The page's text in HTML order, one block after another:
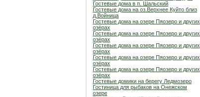
Гостевые дома в п. Шальский
Гостевые дома на оз.Верхнее Куйто близ
д.Войница
Гостевые дома на озере Пяозеро и других
озёрах
Гостевые дома на озере Пяозеро и других
озёрах
Гостевые дома на озере Пяозеро и других
озёрах
Гостевые дома на озере Пяозеро и других
озёрах
Гостевые дома на озере Пяозеро и других
озёрах
Гостевые домики на берегу Ледмозеро
Гостиница для рыбаков на Онежском
озере